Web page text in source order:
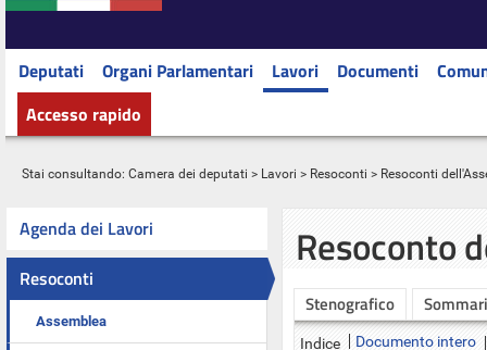
Deputati Organi Parlamentari Lavori Documenti
Accesso rapido
Stai consultando: Camera dei deputati > Lavori > Resoconti > Resoconti
Agenda dei Lavori
Resoconti
Assemblea
Resoconto
Stenografico
Indice Documento intero